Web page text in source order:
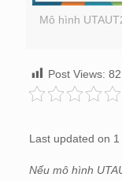
Mô hình
Post Views: 82
Last updated on
Nếu mô hình